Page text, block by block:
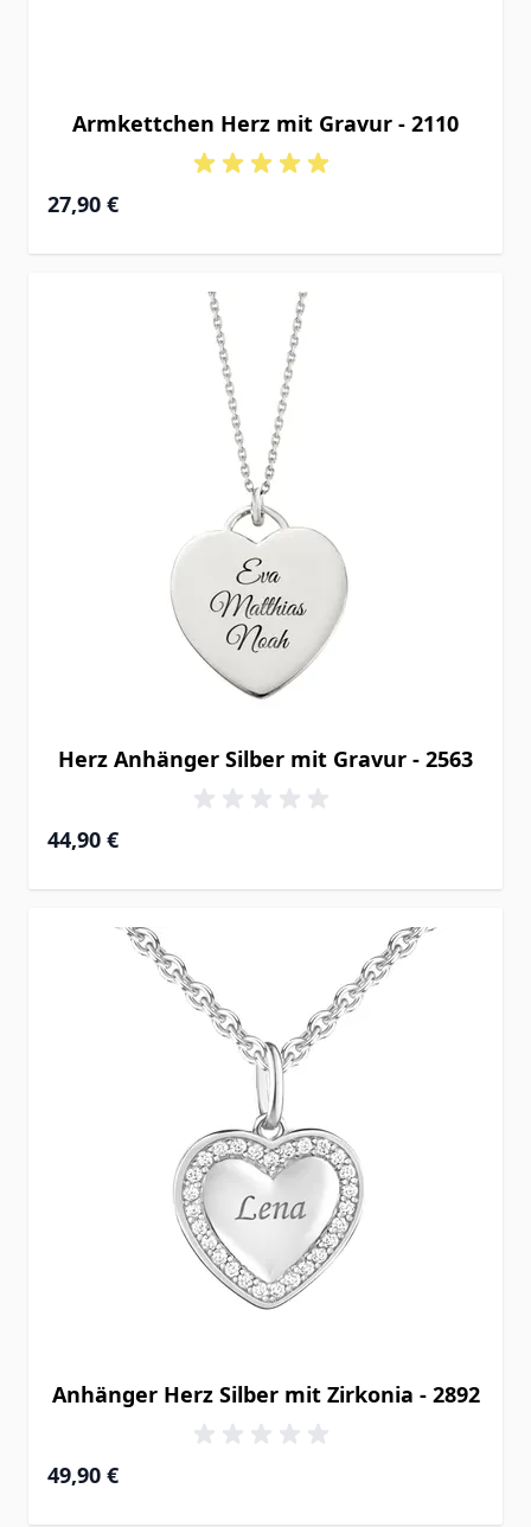
Armkettchen Herz mit Gravur - 2110
27,90 €
Herz Anhänger Silber mit Gravur - 2563
44,90 €
Anhänger Herz Silber mit Zirkonia - 2892
49,90 €